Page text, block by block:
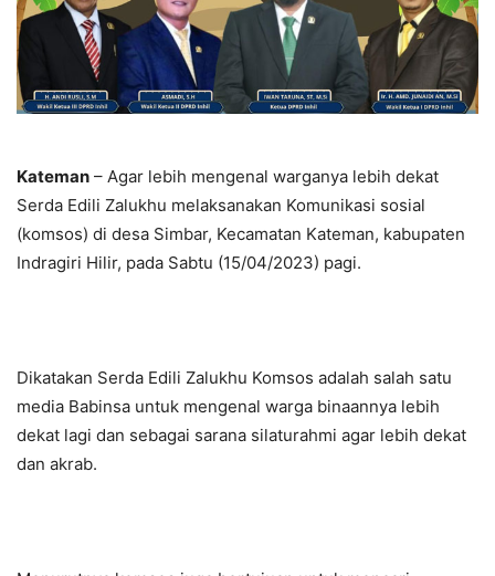
Kateman – Agar lebih mengenal warganya lebih dekat
Serda Edili Zalukhu melaksanakan Komunikasi sosial
(komsos) di desa Simbar, Kecamatan Kateman, kabupaten
Indragiri Hilir, pada Sabtu (15/04/2023) pagi.
Dikatakan Serda Edili Zalukhu Komsos adalah salah satu
media Babinsa untuk mengenal warga binaannya lebih
dekat lagi dan sebagai sarana silaturahmi agar lebih dekat
dan akrab.